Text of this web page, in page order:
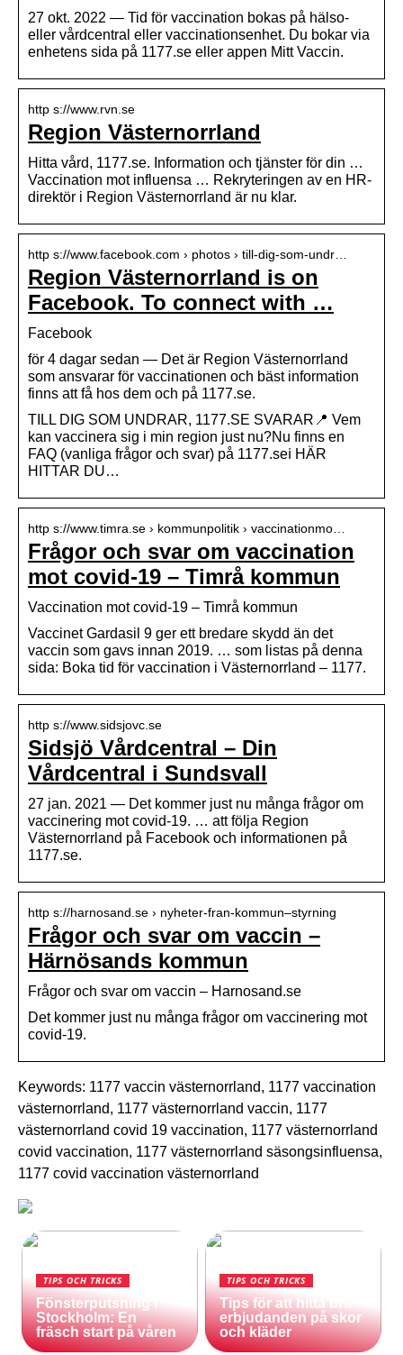
27 okt. 2022 — Tid för vaccination bokas på hälso-
eller vårdcentral eller vaccinationsenhet. Du bokar via
enhetens sida på 1177.se eller appen Mitt Vaccin.
http s://www.rvn.se
Region Västernorrland
Hitta vård, 1177.se. Information och tjänster för din …
Vaccination mot influensa … Rekryteringen av en HR-
direktör i Region Västernorrland är nu klar.
http s://www.facebook.com › photos › till-dig-som-undr…
Region Västernorrland is on
Facebook. To connect with …
Facebook
för 4 dagar sedan — Det är Region Västernorrland
som ansvarar för vaccinationen och bäst information
finns att få hos dem och på 1177.se.
TILL DIG SOM UNDRAR, 1177.SE SVARAR📍 Vem
kan vaccinera sig i min region just nu?Nu finns en
FAQ (vanliga frågor och svar) på 1177.seℹ HÄR
HITTAR DU…
http s://www.timra.se › kommunpolitik › vaccinationmo…
Frågor och svar om vaccination
mot covid-19 – Timrå kommun
Vaccination mot covid-19 – Timrå kommun
Vaccinet Gardasil 9 ger ett bredare skydd än det
vaccin som gavs innan 2019. … som listas på denna
sida: Boka tid för vaccination i Västernorrland – 1177.
http s://www.sidsjovc.se
Sidsjö Vårdcentral – Din
Vårdcentral i Sundsvall
27 jan. 2021 — Det kommer just nu många frågor om
vaccinering mot covid-19. … att följa Region
Västernorrland på Facebook och informationen på
1177.se.
http s://harnosand.se › nyheter-fran-kommun–styrning
Frågor och svar om vaccin –
Härnösands kommun
Frågor och svar om vaccin – Harnosand.se
Det kommer just nu många frågor om vaccinering mot
covid-19.
Keywords: 1177 vaccin västernorrland, 1177 vaccination
västernorrland, 1177 västernorrland vaccin, 1177
västernorrland covid 19 vaccination, 1177 västernorrland
covid vaccination, 1177 västernorrland säsongsinfluensa,
1177 covid vaccination västernorrland
TIPS OCH TRICKS
Fönsterputsning i
Stockholm: En
fräsch start på våren
TIPS OCH TRICKS
Tips för att hitta bra
erbjudanden på skor
och kläder